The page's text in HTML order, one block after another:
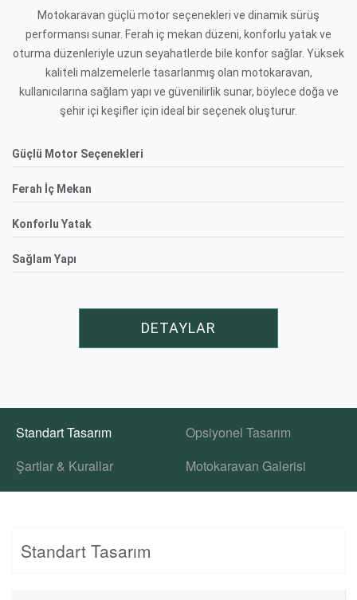
Motokaravan güçlü motor seçenekleri ve dinamik sürüş
performansı sunar. Ferah iç mekan düzeni, konforlu yatak ve
oturma düzenleriyle uzun seyahatlerde bile konfor sağlar. Yüksek
kaliteli malzemelerle tasarlanmış olan motokaravan,
kullanıcılarına sağlam yapı ve güvenilirlik sunar, böylece doğa ve
şehir içi keşifler için ideal bir seçenek oluşturur.
Güçlü Motor Seçenekleri
Ferah İç Mekan
Konforlu Yatak
Sağlam Yapı
DETAYLAR
Standart Tasarım
Opsiyonel Tasarım
Şartlar & Kurallar
Motokaravan Galerisi
Standart Tasarım